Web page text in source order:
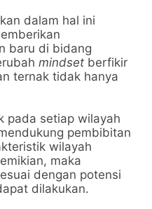
dalam hal ini
baru di bidang
mindset berfikir
ternak tidak hanya
pada setiap wilayah
pembibitan
wilayah
maka
dengan potensi
dilakukan.